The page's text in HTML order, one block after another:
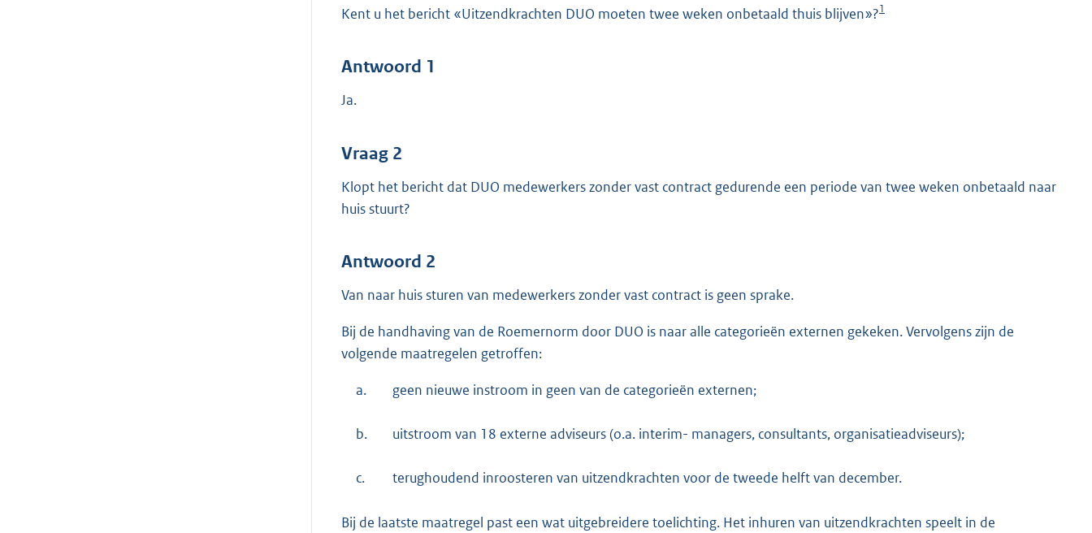
4
Kent u het bericht «Uitzendkrachten DUO moeten twee weken onbetaald thuis blijven»?1
Antwoord 1
Ja.
Vraag 2
Klopt het bericht dat DUO medewerkers zonder vast contract gedurende een periode van twee weken onbetaald naar
huis stuurt?
Antwoord 2
Van naar huis sturen van medewerkers zonder vast contract is geen sprake.
Bij de handhaving van de Roemernorm door DUO is naar alle categorieën externen gekeken. Vervolgens zijn de
volgende maatregelen getroffen:
a. geen nieuwe instroom in geen van de categorieën externen;
b. uitstroom van 18 externe adviseurs (o.a. interim- managers, consultants, organisatieadviseurs);
c. terughoudend inroosteren van uitzendkrachten voor de tweede helft van december.
Bij de laatste maatregel past een wat uitgebreidere toelichting. Het inhuren van uitzendkrachten speelt in de